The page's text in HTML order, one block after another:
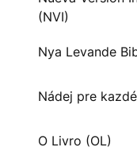
(NVI)
Nya Levande
Nádej pre
O Livro (OL)